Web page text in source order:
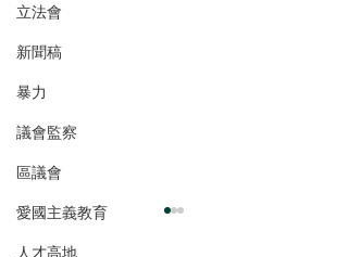
立法會
新聞稿
暴力
議會監察
區議會
愛國主義教育
人才高地